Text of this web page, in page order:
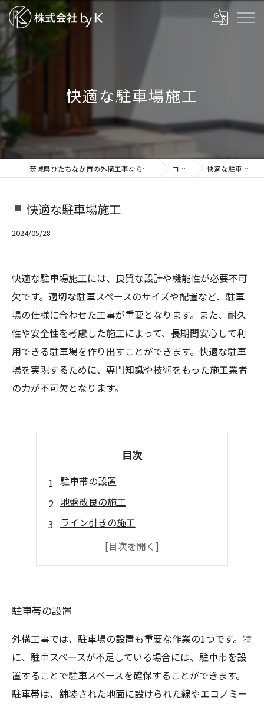
快適な駐車場施工
茨城県ひたちなか市の外構工事なら株式会社by K コラム 快適な駐車場施工
快適な駐車場施工
2024/05/28
快適な駐車場施工には、良質な設計や機能性が必要不可
欠です。適切な駐車スペースのサイズや配置など、駐車
場の仕様に合わせた工事が重要となります。また、耐久
性や安全性を考慮した施工によって、長期間安心して利
用できる駐車場を作り出すことができます。快適な駐車
場を実現するために、専門知識や技術をもった施工業者
の力が不可欠となります。
目次
駐車帯の設置
地盤改良の施工
ライン引きの施工
LED照明の設置
コンクリート舗装の施工
駐車帯の設置
外構工事では、駐車場の設置も重要な作業の1つです。特
に、駐車スペースが不足している場合には、駐車帯を設
置することで駐車スペースを確保することができます。
駐車帯は、舗装された地面に設けられた線やエコノミー